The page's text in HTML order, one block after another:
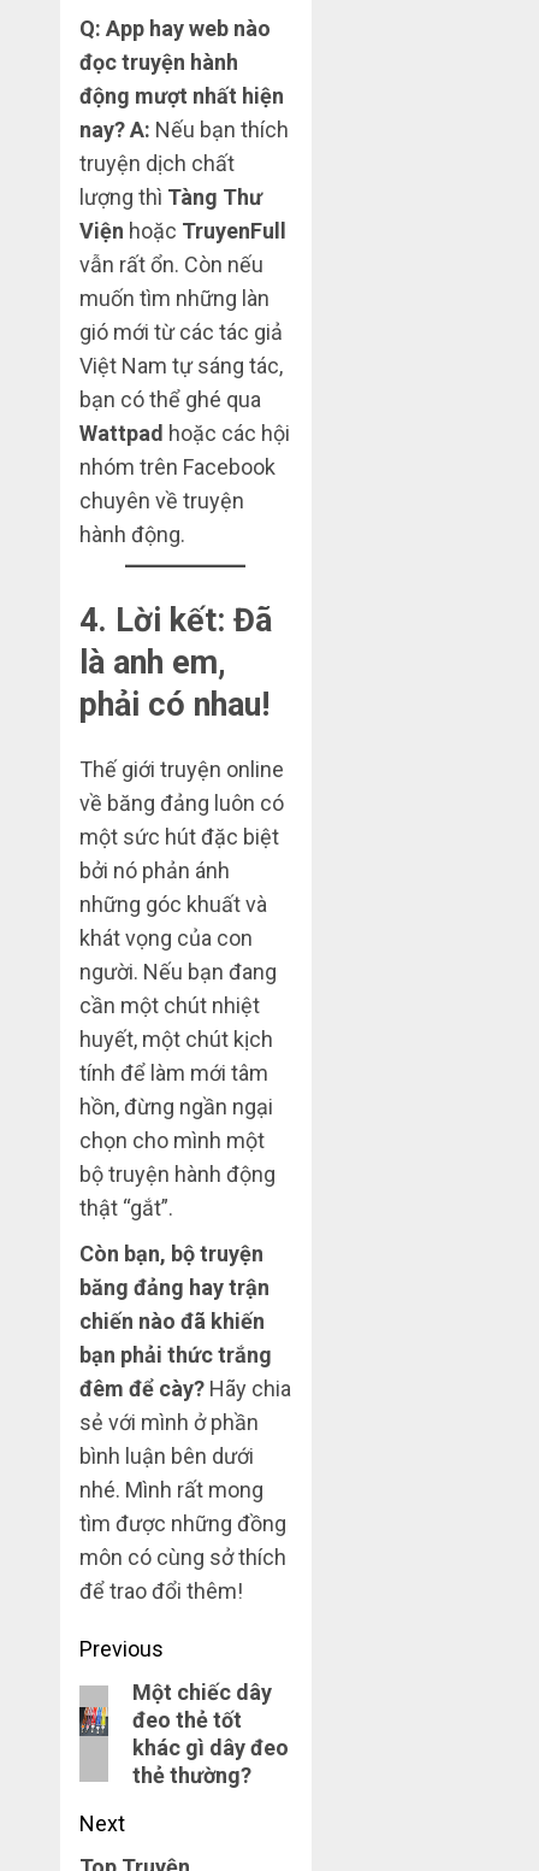
Q: App hay web nào
đọc truyện hành
động mượt nhất hiện
nay?A: Nếu bạn thích
truyện dịch chất
lượng thì Tàng Thư
Viện hoặc TruyenFull
vẫn rất ổn. Còn nếu
muốn tìm những làn
gió mới từ các tác giả
Việt Nam tự sáng tác,
bạn có thể ghé qua
Wattpad hoặc các hội
nhóm trên Facebook
chuyên về truyện
hành động.
4. Lời kết: Đã
là anh em,
phải có nhau!
Thế giới truyện online
về băng đảng luôn có
một sức hút đặc biệt
bởi nó phản ánh
những góc khuất và
khát vọng của con
người. Nếu bạn đang
cần một chút nhiệt
huyết, một chút kịch
tính để làm mới tâm
hồn, đừng ngần ngại
chọn cho mình một
bộ truyện hành động
thật “gắt”.
Còn bạn, bộ truyện
băng đảng hay trận
chiến nào đã khiến
bạn phải thức trắng
đêm để cày? Hãy chia
sẻ với mình ở phần
bình luận bên dưới
nhé. Mình rất mong
tìm được những đồng
môn có cùng sở thích
để trao đổi thêm!
Post
navigation
Previous
Previous
post:
Một chiếc dây
đeo thẻ tốt
khác gì dây đeo
thẻ thường?
Next